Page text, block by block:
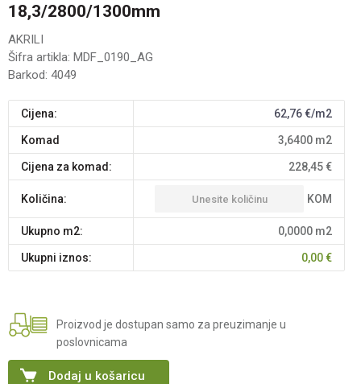
18,3/2800/1300mm
AKRILI
Šifra artikla: MDF_0190_AG
Barkod: 4049
Cijena: 62,76€/m2
komad 3,6400 m2
Cijena za komad: 228,45€
Količina: KOM
Ukupno m2: 0,0000 m2
Ukupni iznos: 0,00€
Proizvod je dostupan samo za preuzimanje u
poslovnicama
Dodaj u košaricu